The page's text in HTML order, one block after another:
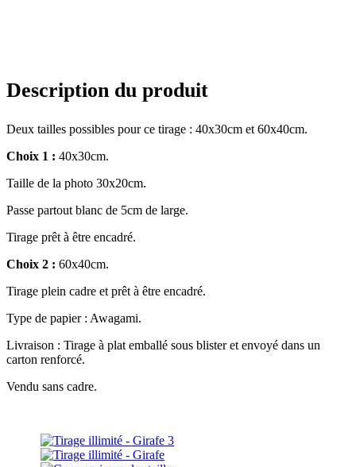
Description du produit
Deux tailles possibles pour ce tirage : 40x30cm et 60x40cm.
Choix 1 : 40x30cm.
Taille de la photo 30x20cm.
Passe partout blanc de 5cm de large.
Tirage prêt à être encadré.
Choix 2 : 60x40cm.
Tirage plein cadre et prêt à être encadré.
Type de papier : Awagami.
Livraison : Tirage à plat emballé sous blister et envoyé dans un
carton renforcé.
Vendu sans cadre.